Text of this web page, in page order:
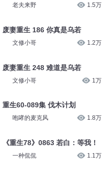
老夫来野 1.5万
废妻重生 186 你真是乌若
文修小哥 1.2万
废妻重生 248 难道是乌若
文修小哥 1万
重生60-089集 伐木计划
咆哮的麦克风 1.8万
《重生78》0863 若白：等我！
一种侃侃 1.1万